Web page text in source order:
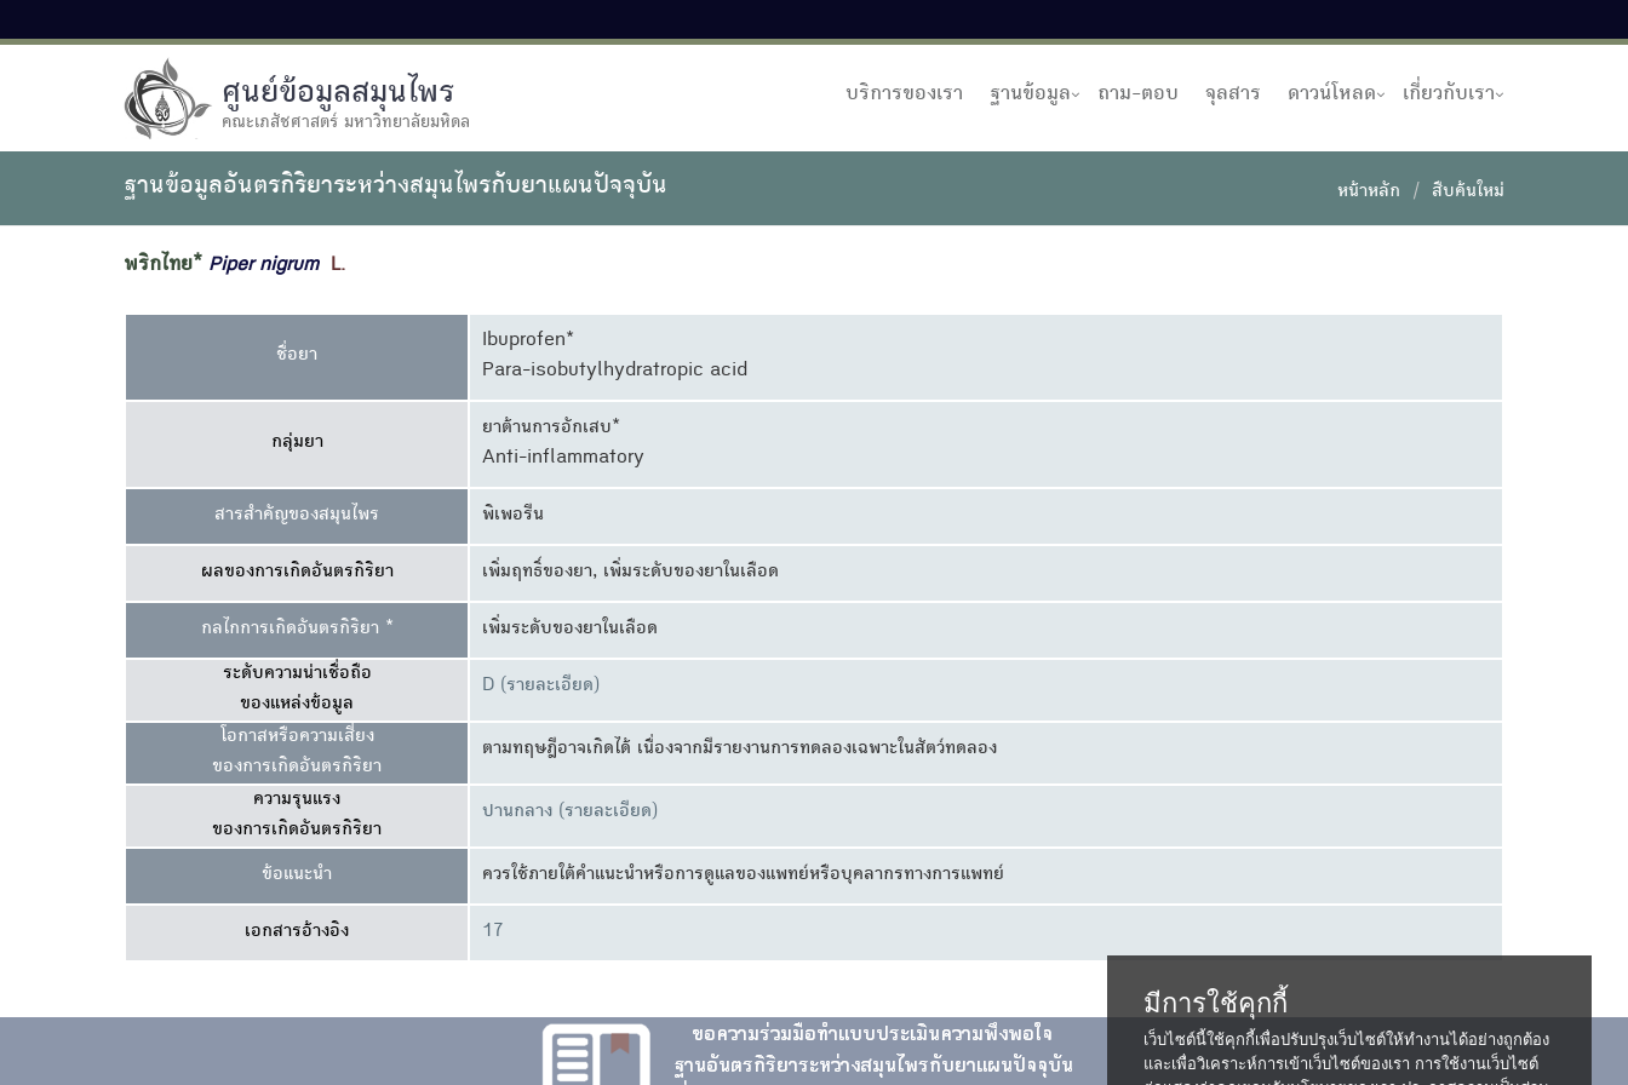
ศูนย์ข้อมูลสมุนไพร
คณะเภสัชศาสตร์ มหาวิทยาลัยมหิดล
บริการของเรา ฐานข้อมูล ถาม-ตอบ จุลสาร ดาวน์โหลด เกี่ยวกับเรา
ฐานข้อมูลอันตรกิริยาระหว่างสมุนไพรกับยาแผนปัจจุบัน หน้าหลัก สืบค้นใหม่
พริกไทย* PipernigrumL.
ชื่อยา
Ibuprofen*
Para-isobutylhydratropic acid
กลุ่มยา
ยาต้านการอักเสบ*
Anti-inflammatory
สารสำคัญของสมุนไพร พิเพอรีน
ผลของการเกิดอันตรกิริยา เพิ่มฤทธิ์ของยา, เพิ่มระดับของยาในเลือด
กลไกการเกิดอันตรกิริยา * เพิ่มระดับของยาในเลือด
ระดับความน่าเชื่อถือ
ของแหล่งข้อมูล
D (รายละเอียด)
โอกาสหรือความเสี่ยง
ของการเกิดอันตรกิริยา
ตามทฤษฎีอาจเกิดได้ เนื่องจากมีรายงานการทดลองเฉพาะในสัตว์ทดลอง
ความรุนแรง
ของการเกิดอันตรกิริยา
ปานกลาง (รายละเอียด)
ข้อแนะนำ ควรใช้ภายใต้คำแนะนำหรือการดูแลของแพทย์หรือบุคลากรทางการแพทย์
เอกสารอ้างอิง 17
มีการใช้คุกกี้
เว็บไซต์นี้ใช้คุกกี้เพื่อปรับปรุงเว็บไซต์ให้ทำงานได้อย่างถูกต้อง
และเพื่อวิเคราะห์การเข้าเว็บไซต์ของเรา การใช้งานเว็บไซต์